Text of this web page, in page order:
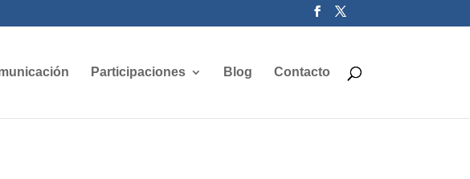
Participaciones Blog Contacto